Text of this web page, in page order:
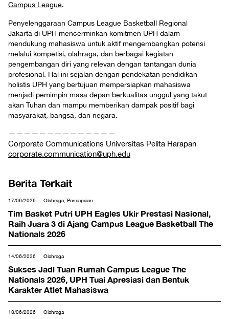
Campus League.
Penyelenggaraan Campus League Basketball Regional
Jakarta di UPH mencerminkan komitmen UPH dalam
mendukung mahasiswa untuk aktif mengembangkan potensi
melalui kompetisi, olahraga, dan berbagai kegiatan
pengembangan diri yang relevan dengan tantangan dunia
profesional. Hal ini sejalan dengan pendekatan pendidikan
holistis UPH yang bertujuan mempersiapkan mahasiswa
menjadi pemimpin masa depan berkualitas unggul yang takut
akan Tuhan dan mampu memberikan dampak positif bagi
masyarakat, bangsa, dan negara.
——————————————
Corporate Communications Universitas Pelita Harapan
corporate.communication@uph.edu
Berita Terkait
17/06/2026 Olahraga, Pencapaian
Tim Basket Putri UPH Eagles Ukir Prestasi Nasional,
Raih Juara 3 di Ajang Campus League Basketball The
Nationals 2026
14/06/2026 Olahraga
Sukses Jadi Tuan Rumah Campus League The
Nationals 2026, UPH Tuai Apresiasi dan Bentuk
Karakter Atlet Mahasiswa
13/06/2026 Olahraga